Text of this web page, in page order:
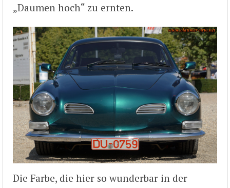
„Daumen hoch“ zu ernten.
Die Farbe, die hier so wunderbar in der